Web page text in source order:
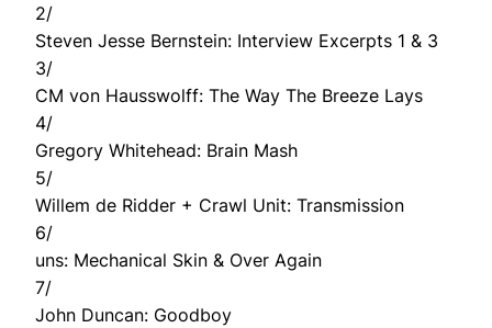
2/
Steven Jesse Bernstein: Interview Excerpts 1 & 3
3/
CM von Hausswolff: The Way The Breeze Lays
4/
Gregory Whitehead: Brain Mash
5/
Willem de Ridder + Crawl Unit: Transmission
6/
uns: Mechanical Skin & Over Again
7/
John Duncan: Goodboy